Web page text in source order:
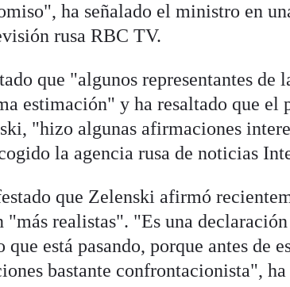
ha señalado el ministro en
rusa RBC TV.
que "algunos representantes de
estimación" y ha resaltado que el
"hizo algunas afirmaciones
la agencia rusa de noticias
que Zelenski afirmó
"más realistas". "Es una
está pasando, porque antes de
bastante confrontacionista",